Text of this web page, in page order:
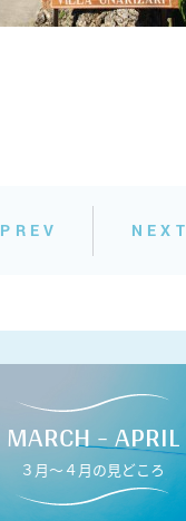
PREV NEXT
MARCH - APRIL
３月〜４月の見どころ